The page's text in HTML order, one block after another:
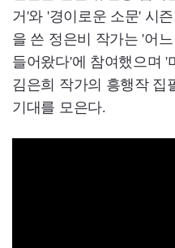
거'와 '경이로운 소문' 시
을 쓴 정은비 작가는 '어
들어왔다'에 참여했으며 '
김은희 작가의 흥행작 집
기대를 모은다.